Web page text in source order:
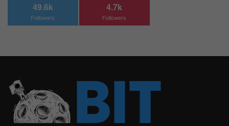
49.6k
Followers
4.7k
Followers